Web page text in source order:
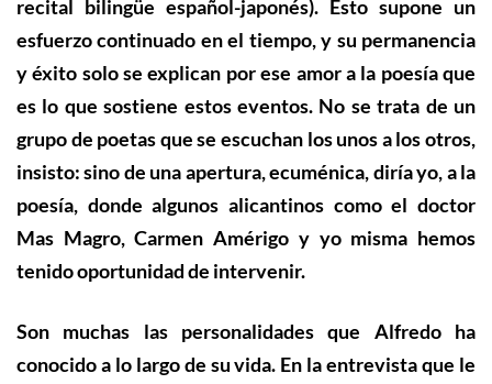
recital bilingüe español-japonés). Esto supone un
esfuerzo continuado en el tiempo, y su permanencia
y éxito solo se explican por ese amor a la poesía que
es lo que sostiene estos eventos. No se trata de un
grupo de poetas que se escuchan los unos a los otros,
insisto: sino de una apertura, ecuménica, diría yo, a la
poesía, donde algunos alicantinos como el doctor
Mas Magro, Carmen Amérigo y yo misma hemos
tenido oportunidad de intervenir.
Son muchas las personalidades que Alfredo ha
conocido a lo largo de su vida. En la entrevista que le